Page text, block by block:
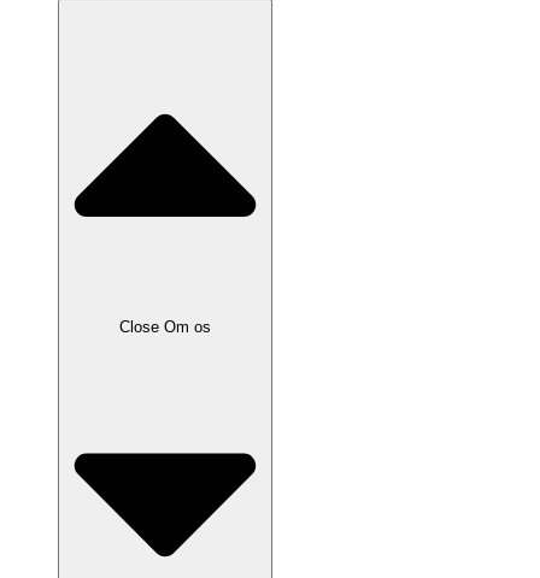
Close Om os